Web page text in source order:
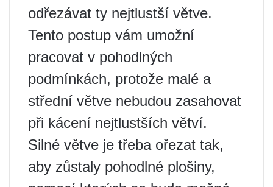
odřezávat ty nejtlustší větve.
Tento postup vám umožní
pracovat v pohodlných
podmínkách, protože malé a
střední větve nebudou zasahovat
při kácení nejtlustších větví.
Silné větve je třeba ořezat tak,
aby zůstaly pohodlné plošiny,